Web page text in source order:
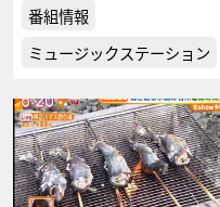
番組情報
ミュージックステーション